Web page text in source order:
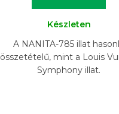
Készleten
A NANITA-785 illat
összetételű, mint a Louis
Symphony illat.